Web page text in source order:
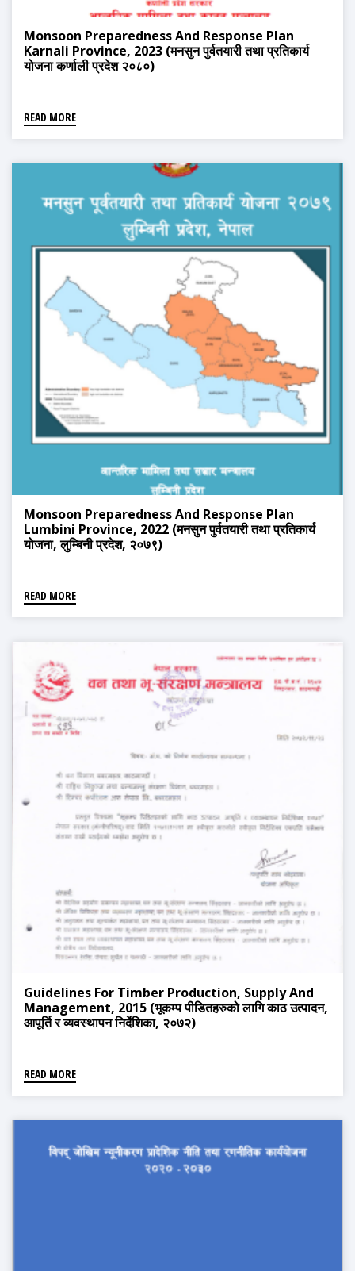
Monsoon Preparedness And Response Plan
Karnali Province, 2023 (मनसुन पुर्वतयारी तथा प्रतिकार्य
योजना कर्णाली प्रदेश २०८०)
READ MORE
Monsoon Preparedness And Response Plan
Lumbini Province, 2022 (मनसुन पुर्वतयारी तथा प्रतिकार्य
योजना, लुम्बिनी प्रदेश, २०७९)
READ MORE
Guidelines For Timber Production, Supply And
Management, 2015 (भूकम्प पीडितहरुको लागि काठ उत्पादन,
आपूर्ति र व्यवस्थापन निर्देशिका, २०७२)
READ MORE